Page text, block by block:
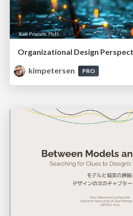
kimpetersen
PRO